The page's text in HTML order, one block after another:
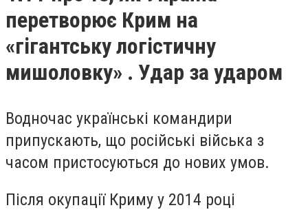
перетворює Крим на
«гігантську логістичну
мишоловку» . Удар за ударом
Водночас українські командири
припускають, що російські війська з
часом пристосуються до нових умов.
Після окупації Криму у 2014 році